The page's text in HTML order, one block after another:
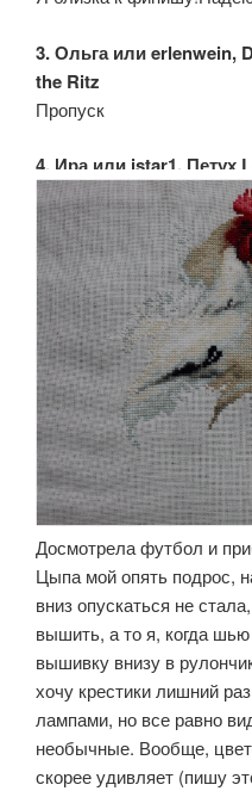
3. Ольга или erlenwein,
the Ritz
Пропуск
4. Ира или istar1, Петух
Досмотрела футбол и
Цыпа мой опять подрос,
вниз опускаться не
вышить, а то я, когда
вышивку внизу в
хочу крестики лишний
лампами, но все равно
необычные. Вообще,
скорее удивляет (пишу